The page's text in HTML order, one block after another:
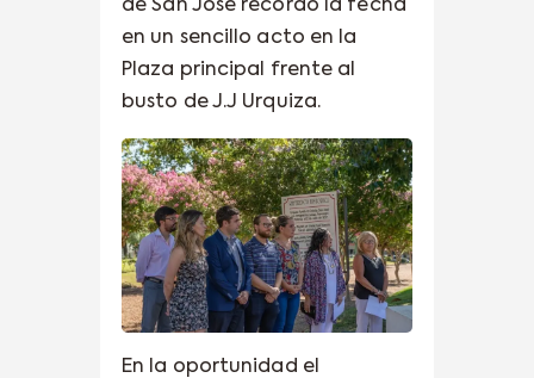
de San José recordó la fecha
en un sencillo acto en la
Plaza principal frente al
busto de J.J Urquiza.
En la oportunidad el